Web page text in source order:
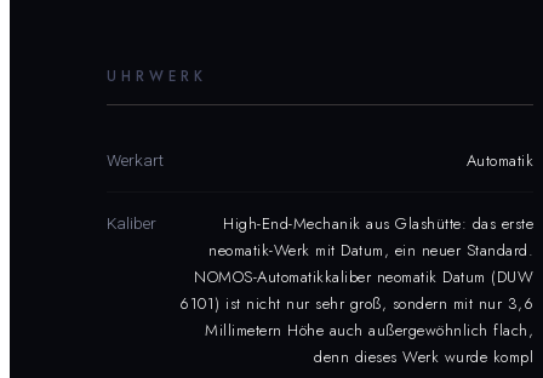
UHRWERK
Werkart Automatik
Kaliber
High-End-Mechanik aus Glashütte: das erste
neomatik-Werk mit Datum, ein neuer Standard.
NOMOS-Automatikkaliber neomatik Datum (DUW
6101) ist nicht nur sehr groß, sondern mit nur 3,6
Millimetern Höhe auch außergewöhnlich flach,
denn dieses Werk wurde kompl